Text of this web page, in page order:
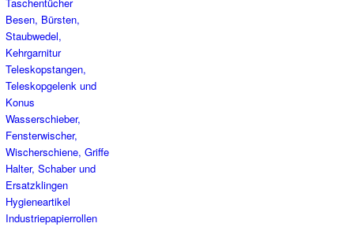
Besen, Bürsten,
Staubwedel,
Kehrgarnitur
Teleskopstangen,
Teleskopgelenk und
Konus
Wasserschieber,
Fensterwischer,
Wischerschiene, Griffe
Halter, Schaber und
Ersatzklingen
Hygieneartikel
Industriepapierrollen